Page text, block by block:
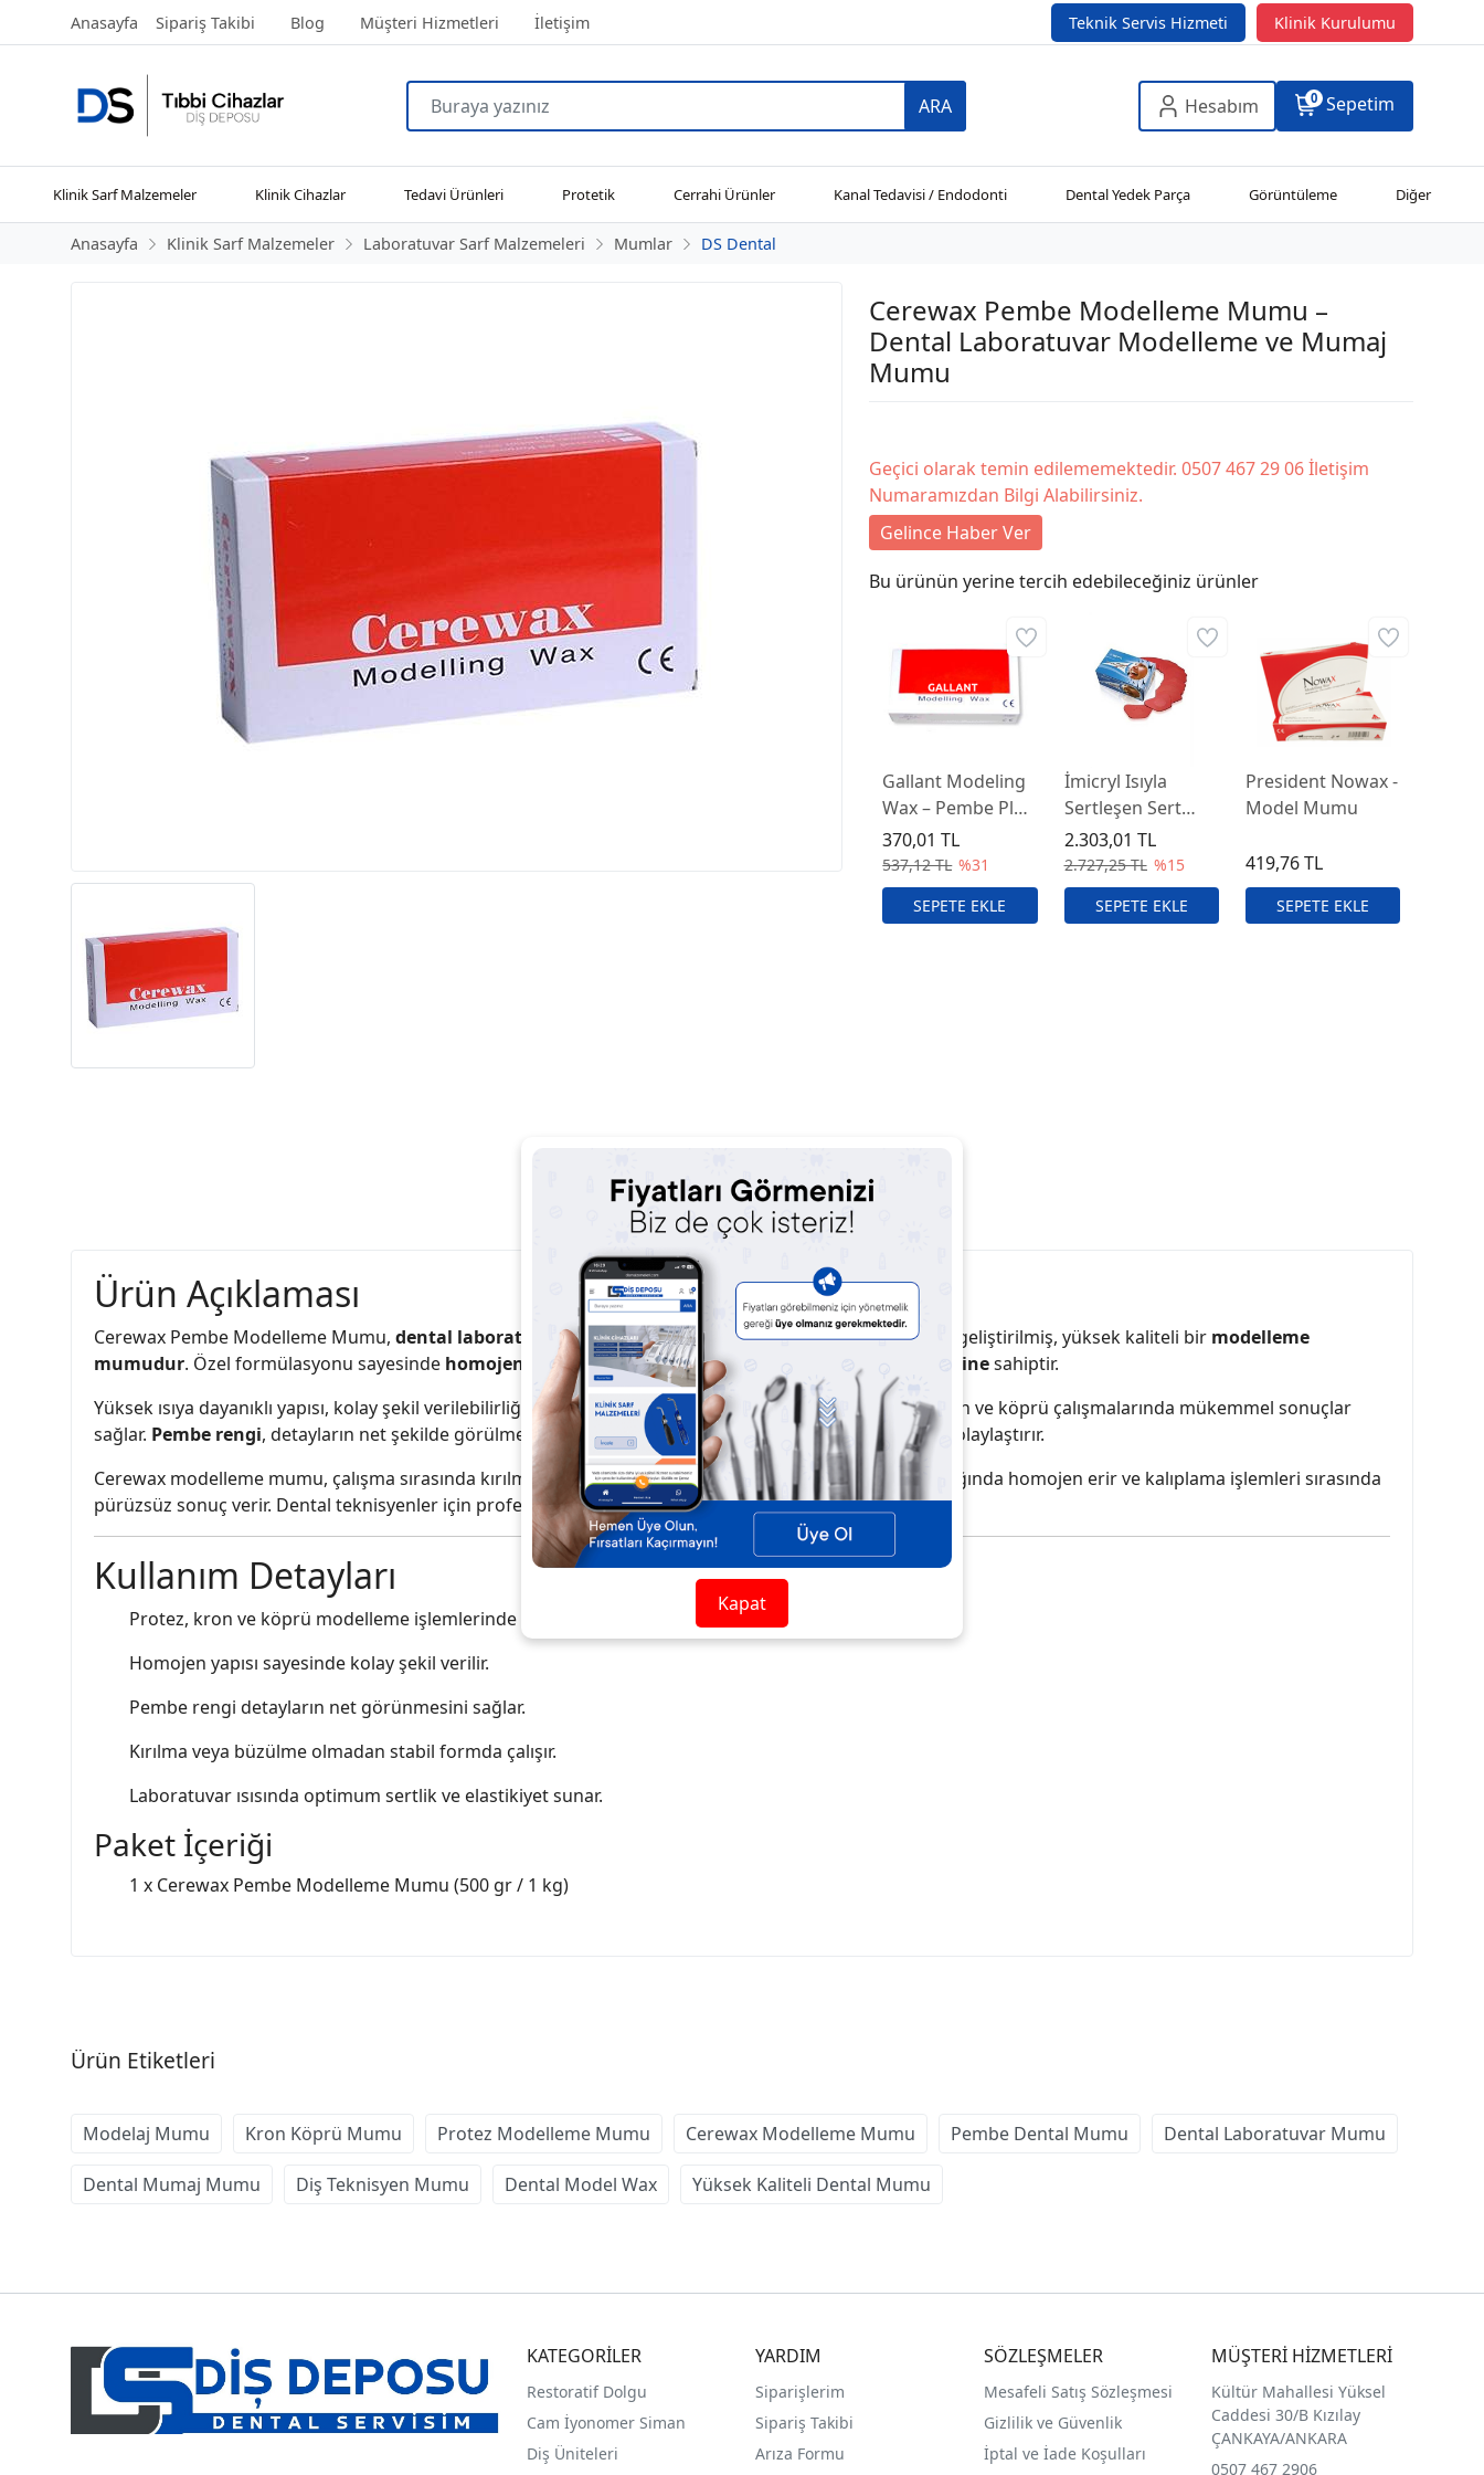
Anasayfa Sipariş Takibi Blog Müşteri Hizmetleri İletişim Teknik Servis Hizmeti Klinik Kurulumu
ARA Hesabım 0 Sepetim
Klinik Sarf Malzemeler Klinik Cihazlar Tedavi Ürünleri Protetik Cerrahi Ürünler Kanal Tedavisi / Endodonti Dental Yedek Parça Görüntüleme Diğer
Anasayfa Klinik Sarf Malzemeler Laboratuvar Sarf Malzemeleri Mumlar DS Dental
Cerewax Pembe Modelleme Mumu –
Dental Laboratuvar Modelleme ve Mumaj
Mumu
Geçici olarak temin edilememektedir. 0507 467 29 06 İletişim
Numaramızdan Bilgi Alabilirsiniz.
Gelince Haber Ver
Bu ürünün yerine tercih edebileceğiniz ürünler
Gallant Modeling
Wax – Pembe Plak
Modelaj Mumu
537,12 TL %31
370,01 TL
İmicryl Isıyla
Sertleşen Sert
Basplak – Dental
Protez Baz
Materyali
2.727,25 TL %15
2.303,01 TL
President Nowax -
Model Mumu
419,76 TL
Ürün Açıklaması Ürün Yorumları
Ürün Açıklaması
Cerewax Pembe Modelleme Mumu, dental laboratuvarlarda modelaj, prova ve mumaj işlemleri için geliştirilmiş, yüksek kaliteli bir modelleme
mumudur. Özel formülasyonu sayesinde homojen yapıya, ideal plastisiteye ve kontrollü akış özelliğinesahiptir.
Yüksek ısıya dayanıklı yapısı, kolay şekil verilebilirliği ve düzgün yüzey oluşturma kabiliyetiyle protez, kron ve köprü çalışmalarında mükemmel sonuçlar
sağlar. Pembe rengi, detayların net şekilde görülmesini ve laboratuvar aşamalarında hassas çalışmayı kolaylaştırır.
Cerewax modelleme mumu, çalışma sırasında kırılmadan, çatlamadan veya büzülmeden şekil alır. Isıtıldığında homojen erir ve kalıplama işlemleri sırasında
pürüzsüz sonuç verir. Dental teknisyenler için profesyonel ve ekonomik bir tercihtir.
Kullanım Detayları
Protez, kron ve köprü modelleme işlemlerinde kullanılır.
Homojen yapısı sayesinde kolay şekil verilir.
Pembe rengi detayların net görünmesini sağlar.
Kırılma veya büzülme olmadan stabil formda çalışır.
Laboratuvar ısısında optimum sertlik ve elastikiyet sunar.
Paket İçeriği
1 x Cerewax Pembe Modelleme Mumu (500 gr / 1 kg)
Ürün Etiketleri
Modelaj Mumu Kron Köprü Mumu Protez Modelleme Mumu Cerewax Modelleme Mumu Pembe Dental Mumu Dental Laboratuvar Mumu
Dental Mumaj Mumu Diş Teknisyen Mumu Dental Model Wax Yüksek Kaliteli Dental Mumu
KATEGORİLER
Restoratif Dolgu
Cam İyonomer Siman
Diş Üniteleri
YARDIM
Siparişlerim
Sipariş Takibi
Arıza Formu
SÖZLEŞMELER
Mesafeli Satış Sözleşmesi
Gizlilik ve Güvenlik
İptal ve İade Koşulları
MÜŞTERİ HİZMETLERİ
Kültür Mahallesi Yüksel
Caddesi 30/B Kızılay
ÇANKAYA/ANKARA
0507 467 2906
Kapat